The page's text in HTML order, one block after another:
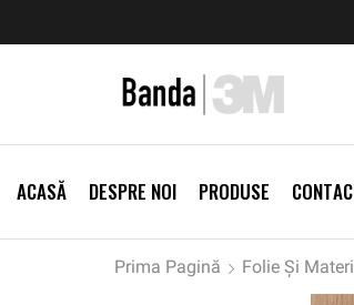
ACASĂ DESPRE NOI PRODUSE
Prima Pagină Folie Și